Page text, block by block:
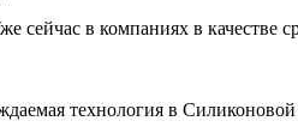
сейчас в компаниях в
технология в